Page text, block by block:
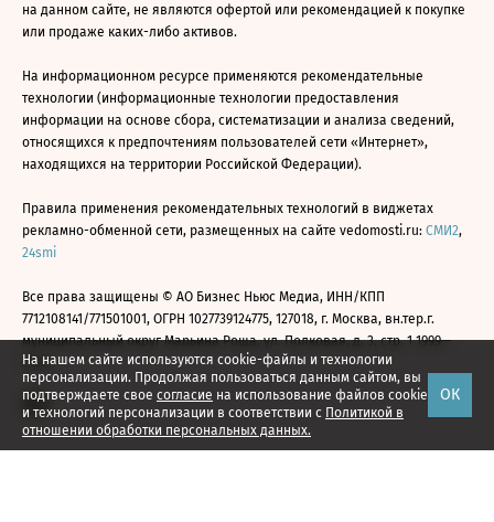
На нашем сайте используются cookie-файлы и технологии
персонализации. Продолжая пользоваться данным сайтом, вы
подтверждаете свое согласие на использование файлов cookie
и технологий персонализации в соответствии с Политикой в
отношении обработки персональных данных.
ОК
на данном сайте, не являются офертой или рекомендацией к покупке
или продаже каких-либо активов.
На информационном ресурсе применяются рекомендательные
технологии (информационные технологии предоставления
информации на основе сбора, систематизации и анализа сведений,
относящихся к предпочтениям пользователей сети «Интернет»,
находящихся на территории Российской Федерации).
Правила применения рекомендательных технологий в виджетах
рекламно-обменной сети, размещенных на сайте vedomosti.ru: СМИ2,
24smi
Все права защищены © АО Бизнес Ньюс Медиа, ИНН/КПП
7712108141/771501001, ОГРН 1027739124775, 127018, г. Москва, вн.тер.г.
муниципальный округ Марьина Роща, ул. Полковая, д. 3, стр. 1 1999—
2026